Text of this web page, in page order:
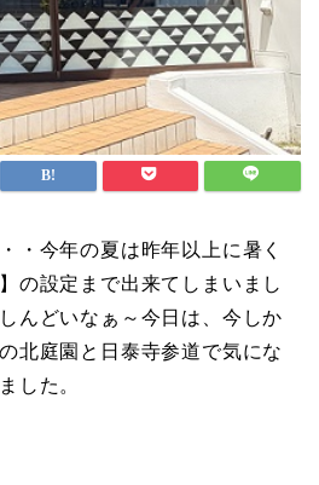
・今年の夏は昨年以上に暑く
の設定まで出来てしまいまし
んどいなぁ～今日は、今しか
北庭園と日泰寺参道で気にな
した。